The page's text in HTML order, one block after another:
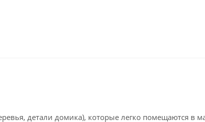
детали домика), которые легко помещаются в